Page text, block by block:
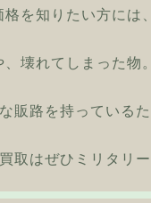
を知りたい方には
壊れてしまった物
販路を持っている
はぜひミリタリ